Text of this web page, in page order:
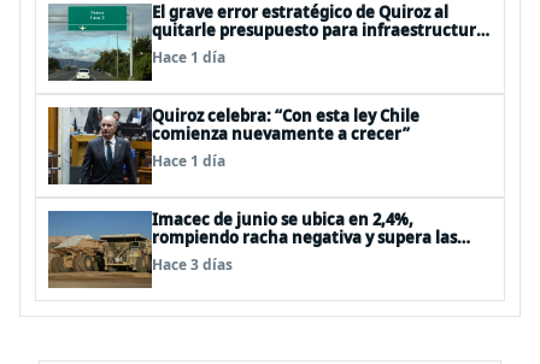
El grave error estratégico de Quiroz al
quitarle presupuesto para infraestructura
vial del Biobío
Hace 1 día
Quiroz celebra: “Con esta ley Chile
comienza nuevamente a crecer”
Hace 1 día
Imacec de junio se ubica en 2,4%,
rompiendo racha negativa y supera las
expectativas
Hace 3 días